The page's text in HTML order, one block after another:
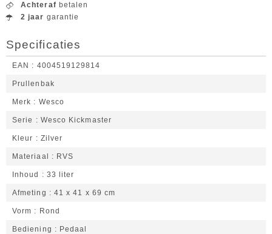
Achteraf betalen
2 jaar garantie
Specificaties
EAN 4004519129814
Prullenbak
Merk Wesco
Serie Wesco Kickmaster
Kleur Zilver
Materiaal RVS
Inhoud 33 liter
Afmeting 41 x 41 x 69 cm
Vorm Rond
Bediening Pedaal